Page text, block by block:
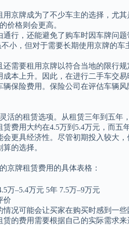
京牌成为了不少车主的选择，尤
价格则会更高。
行，还能避免了购车时因车牌问
小，但对于需要长期使用京牌的车
需要租用京牌以符合当地的限行
本上升。因此，在进行二手车交
保险费用。保险公司在评估车辆
活的租赁选项。从租赁三年到五
费用大约在4.5万到5.4万元，而五
更具经济性。尽管初期投入较大
的选择。
京牌租赁费用的具体表格：
万–5.4万元 5年 7.5万–9万元
价
况可能会让买家在购买时感到一
的费用需要根据自己的实际需求来